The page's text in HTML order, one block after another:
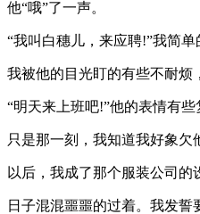
他“哦”了一声。
“我叫白穗儿，来应聘!”我简
我被他的目光盯的有些不耐烦
“明天来上班吧!”他的表情有些
只是那一刻，我知道我好象欠
以后，我成了那个服装公司的
日子混混噩噩的过着。我发誓